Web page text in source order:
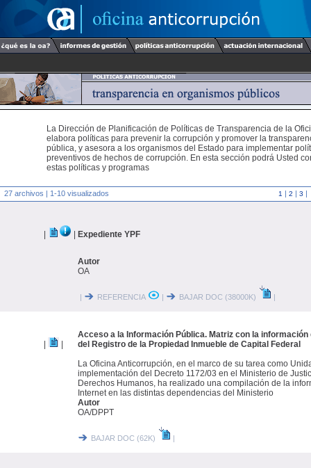
La Dirección de Planificación de Políticas de Transparencia de la
elabora políticas para prevenir la corrupción y promover la
pública, y asesora a los organismos del Estado para implementar
preventivos de hechos de corrupción. En esta sección podrá Usted
estas políticas y programas
27 archivos | 1-10 visualizados 1 | 2 | 3 |
Expediente YPF
Autor
OA
| REFERENCIA | BAJAR DOC (38000K) |
Acceso a la Información Pública. Matriz con la
del Registro de la Propiedad Inmueble de Capital Federal
La Oficina Anticorrupción, en el marco de su tarea como
implementación del Decreto 1172/03 en el Ministerio de
Derechos Humanos, ha realizado una compilación de la
Internet en las distintas dependencias del Ministerio
Autor
OA/DPPT
BAJAR DOC (62K) |